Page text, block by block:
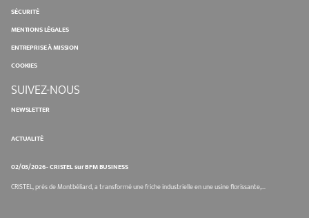
SÉCURITÉ
MENTIONS LÉGALES
ENTREPRISE À MISSION
COOKIES
SUIVEZ-NOUS
NEWSLETTER
ACTUALITÉ
02/03/2026 - CRISTEL sur BFM BUSINESS
CRISTEL, près de Montbéliard, a transformé une friche industrielle en une usine florissante,...